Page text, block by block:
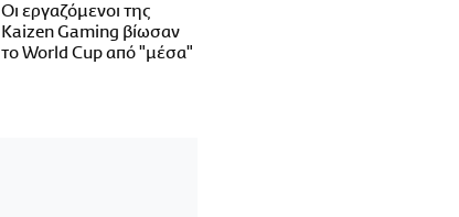
Οι εργαζόμενοι της
Kaizen Gaming βίωσαν
το World Cup από "μέσα"